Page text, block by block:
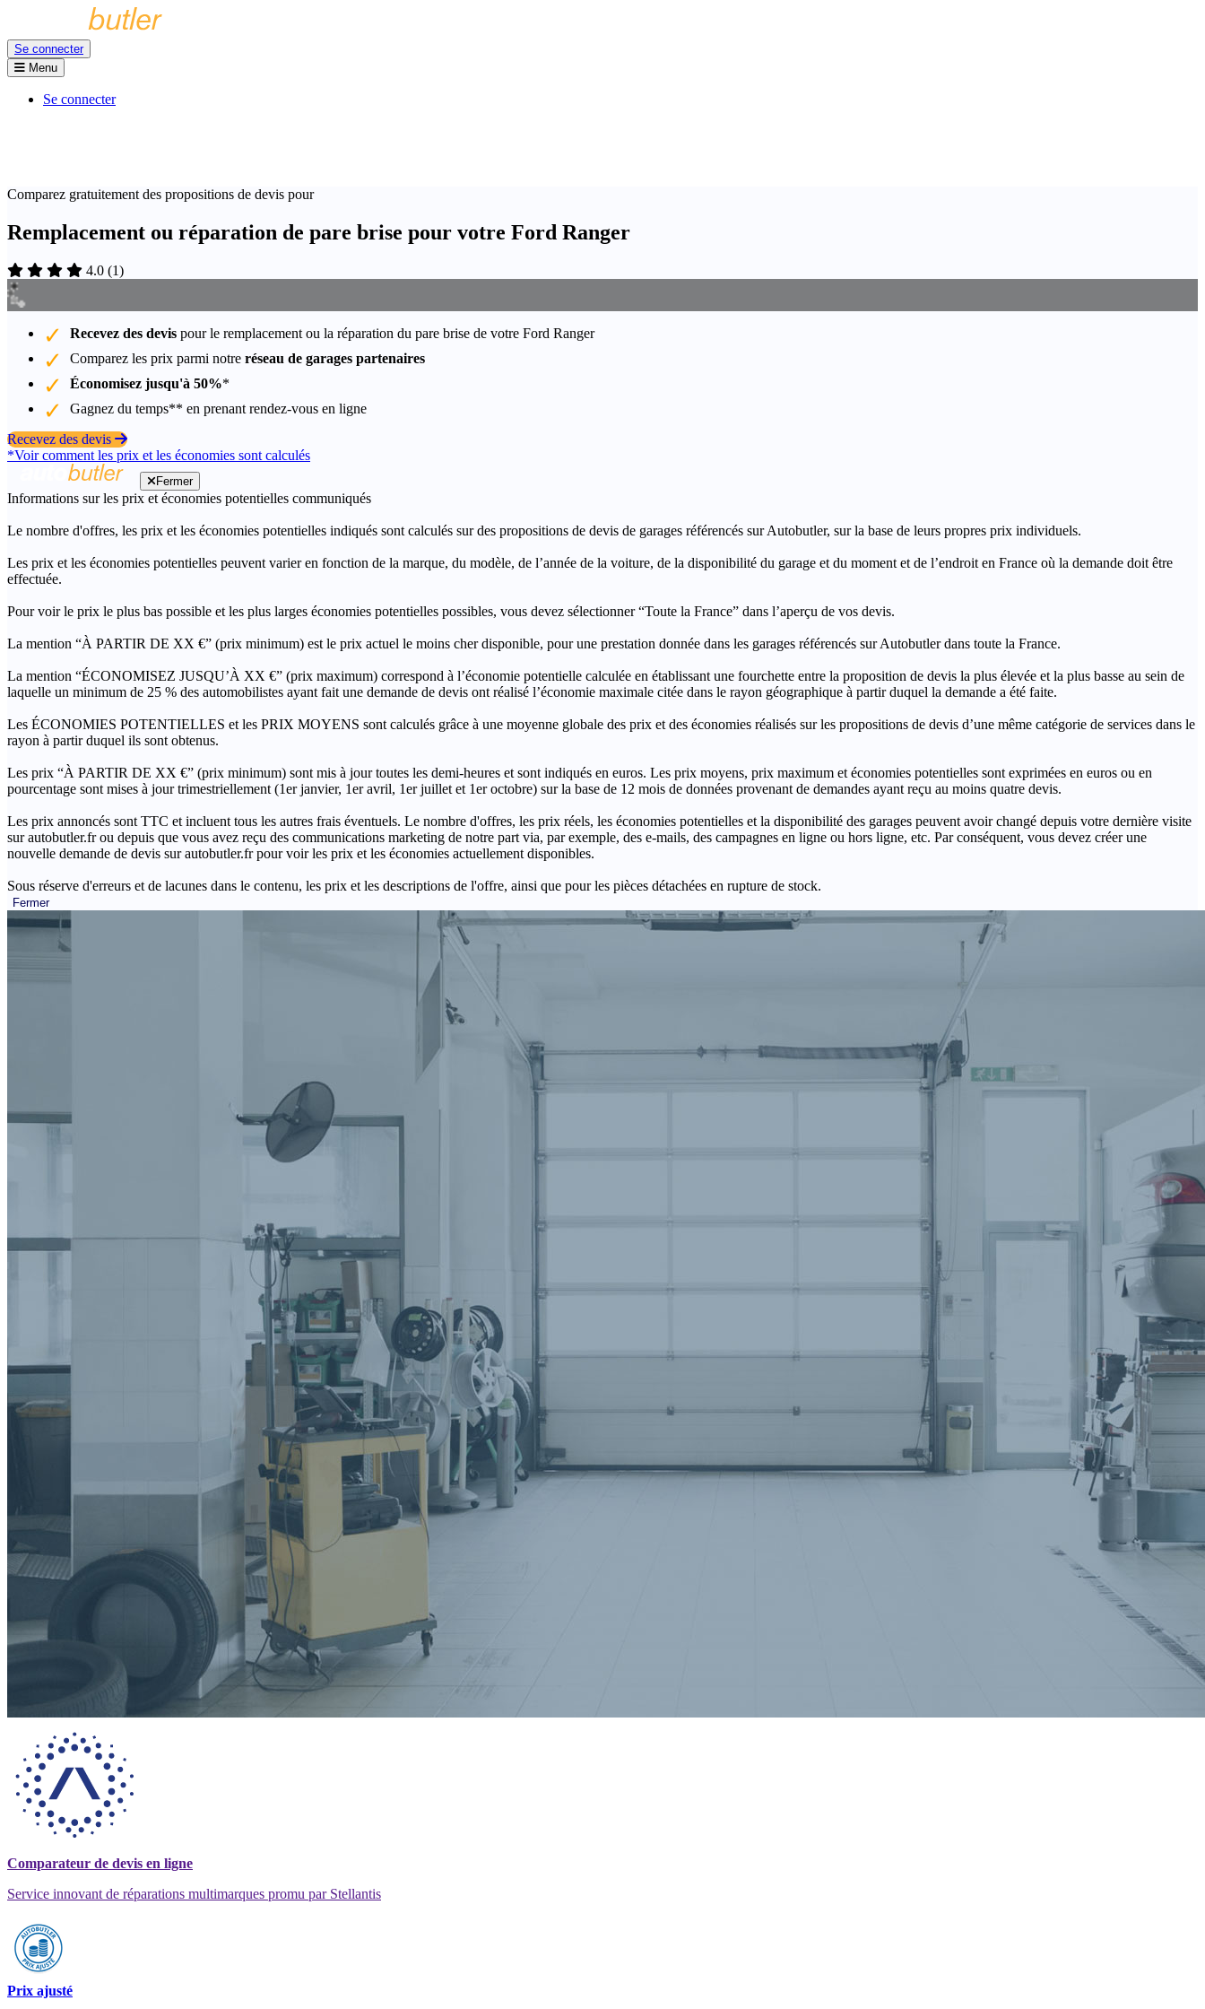
Se connecter
Menu
Se connecter
Comparez gratuitement des propositions de devis pour
Remplacement ou réparation de pare brise pour votre Ford Ranger
4.0 (1)
Recevez des devis pour le remplacement ou la réparation du pare brise de votre Ford Ranger
Comparez les prix parmi notre réseau de garages partenaires
Économisez jusqu'à 50%*
Gagnez du temps** en prenant rendez-vous en ligne
Recevez des devis
*Voir comment les prix et les économies sont calculés
Fermer
Informations sur les prix et économies potentielles communiqués
Le nombre d'offres, les prix et les économies potentielles indiqués sont calculés sur des propositions de devis de garages référencés sur Autobutler, sur la base de leurs propres prix individuels.
Les prix et les économies potentielles peuvent varier en fonction de la marque, du modèle, de l’année de la voiture, de la disponibilité du garage et du moment et de l’endroit en France où la demande doit être
effectuée.
Pour voir le prix le plus bas possible et les plus larges économies potentielles possibles, vous devez sélectionner “Toute la France” dans l’aperçu de vos devis.
La mention “À PARTIR DE XX €” (prix minimum) est le prix actuel le moins cher disponible, pour une prestation donnée dans les garages référencés sur Autobutler dans toute la France.
La mention “ÉCONOMISEZ JUSQU’À XX €” (prix maximum) correspond à l’économie potentielle calculée en établissant une fourchette entre la proposition de devis la plus élevée et la plus basse au sein de
laquelle un minimum de 25 % des automobilistes ayant fait une demande de devis ont réalisé l’économie maximale citée dans le rayon géographique à partir duquel la demande a été faite.
Les ÉCONOMIES POTENTIELLES et les PRIX MOYENS sont calculés grâce à une moyenne globale des prix et des économies réalisés sur les propositions de devis d’une même catégorie de services dans le
rayon à partir duquel ils sont obtenus.
Les prix “À PARTIR DE XX €” (prix minimum) sont mis à jour toutes les demi-heures et sont indiqués en euros. Les prix moyens, prix maximum et économies potentielles sont exprimées en euros ou en
pourcentage sont mises à jour trimestriellement (1er janvier, 1er avril, 1er juillet et 1er octobre) sur la base de 12 mois de données provenant de demandes ayant reçu au moins quatre devis.
Les prix annoncés sont TTC et incluent tous les autres frais éventuels. Le nombre d'offres, les prix réels, les économies potentielles et la disponibilité des garages peuvent avoir changé depuis votre dernière visite
sur autobutler.fr ou depuis que vous avez reçu des communications marketing de notre part via, par exemple, des e-mails, des campagnes en ligne ou hors ligne, etc. Par conséquent, vous devez créer une
nouvelle demande de devis sur autobutler.fr pour voir les prix et les économies actuellement disponibles.
Sous réserve d'erreurs et de lacunes dans le contenu, les prix et les descriptions de l'offre, ainsi que pour les pièces détachées en rupture de stock.
Fermer
Comparateur de devis en ligne
Service innovant de réparations multimarques promu par Stellantis
Prix ajusté